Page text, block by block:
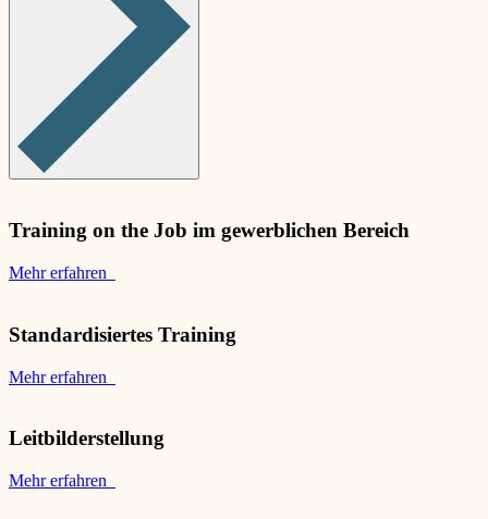
Training on the Job im gewerblichen Bereich
Mehr erfahren
Standardisiertes Training
Mehr erfahren
Leitbilderstellung
Mehr erfahren